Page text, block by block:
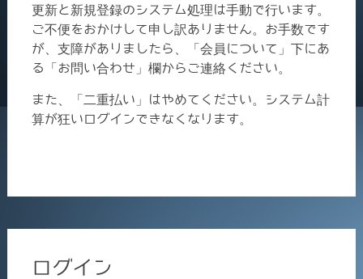
更新と新規登録のシステム処理は手動で行います。
ご不便をおかけして申し訳ありません。お手数です
が、支障がありましたら、「会員について」下にあ
る「お問い合わせ」欄からご連絡ください。
また、「二重払い」はやめてください。システム計
算が狂いログインできなくなります。
ログイン